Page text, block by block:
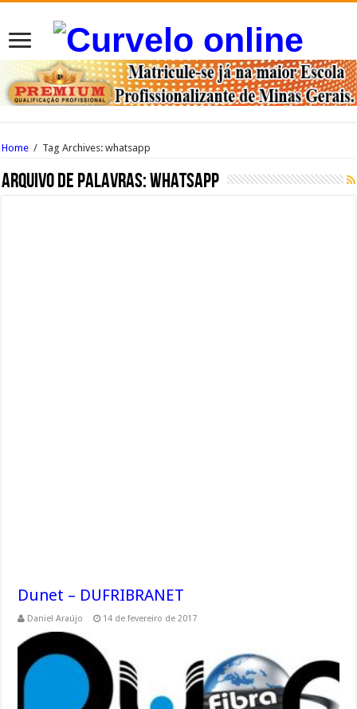
Home / Tag Archives: whatsapp
Arquivo de palavras:whatsapp
Dunet – DUFRIBRANET
Daniel Araújo 14 de fevereiro de 2017